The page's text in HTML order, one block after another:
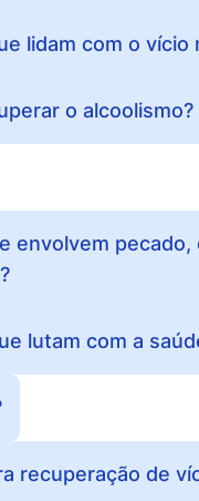
lidam com o vício
o alcoolismo?
envolvem
lutam com a
recuperação de